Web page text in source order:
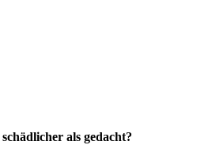
als gedacht?